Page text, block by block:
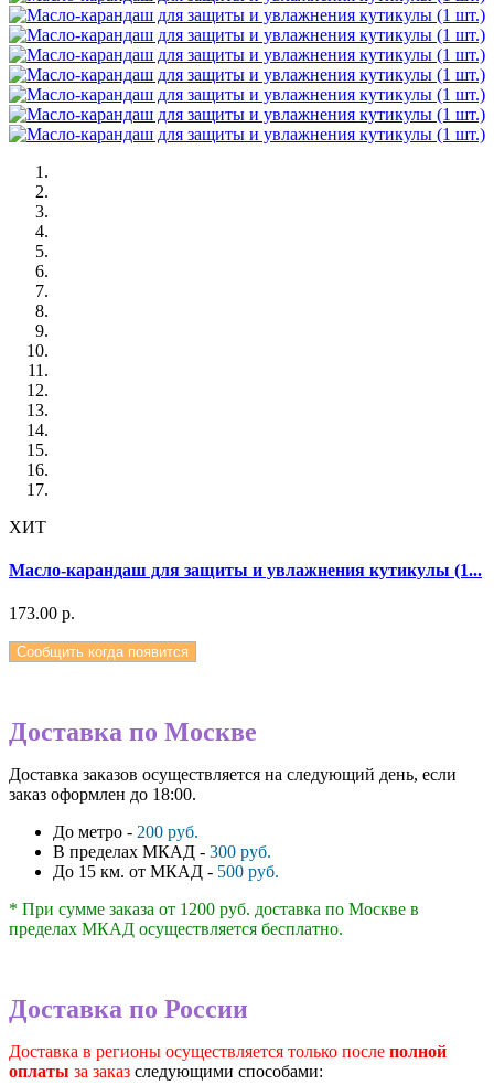
ХИТ
Масло-карандаш для защиты и увлажнения кутикулы (1...
173.00 р.
Сообщить когда появится
Доставка по Москве
Доставка заказов осуществляется на следующий день, если
заказ оформлен до 18:00.
До метро - 200 руб.
В пределах МКАД - 300 руб.
До 15 км. от МКАД - 500 руб.
* При сумме заказа от 1200 руб. доставка по Москве в
пределах МКАД осуществляется бесплатно.
Доставка по России
Доставка в регионы осуществляется только после полной
оплаты за заказ следующими способами: